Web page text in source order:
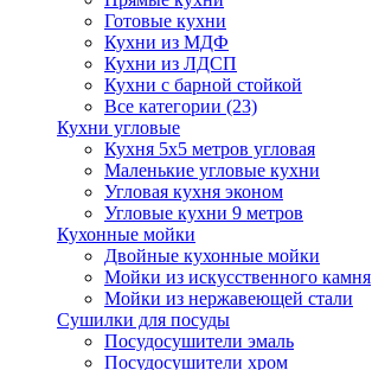
Готовые кухни
Кухни из МДФ
Кухни из ЛДСП
Кухни с барной стойкой
Все категории (23)
Кухни угловые
Кухня 5х5 метров угловая
Маленькие угловые кухни
Угловая кухня эконом
Угловые кухни 9 метров
Кухонные мойки
Двойные кухонные мойки
Мойки из искусственного камня
Мойки из нержавеющей стали
Сушилки для посуды
Посудосушители эмаль
Посудосушители хром